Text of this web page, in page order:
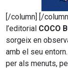
[/column] [/
l’editorial COCO
sorgeix en
amb el seu
per als menuts,